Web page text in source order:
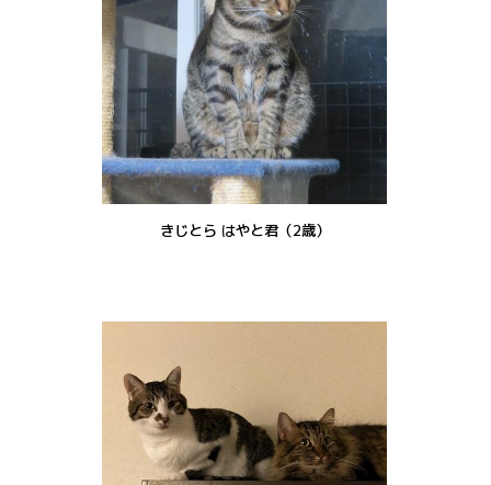
きじとら はやと君（2歳）